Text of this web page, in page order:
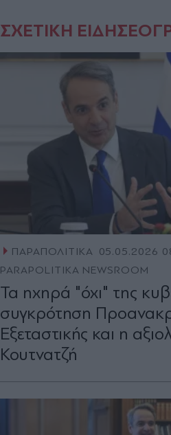
ΣΧΕΤΙΚΗ
ΠΑΡΑΠΟΛΙΤΙΚΑ
05.05.2026
PARAPOLITIKA NEWSROOM
Τα ηχηρά "όχι" της
συγκρότηση
Εξεταστικής και η
Κουτνατζή